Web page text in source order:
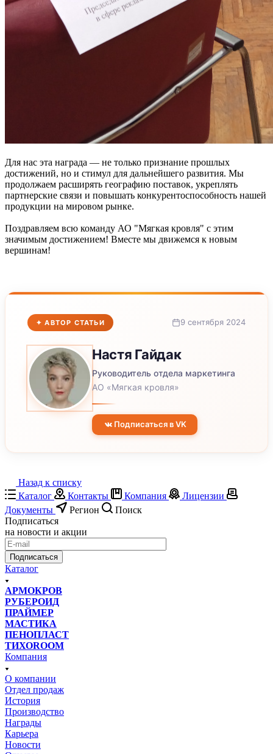
Для нас эта награда — не только признание прошлых
достижений, но и стимул для дальнейшего развития. Мы
продолжаем расширять географию поставок, укреплять
партнерские связи и повышать конкурентоспособность нашей
продукции на мировом рынке.
Поздравляем всю команду АО "Мягкая кровля" с этим
значимым достижением! Вместе мы движемся к новым
вершинам!
✦ АВТОР СТАТЬИ 9 сентября 2024
Настя Гайдак
Руководитель отдела маркетинга
АО «Мягкая кровля»
Подписаться в VK
Назад к списку
Каталог
Контакты Компания
Лицензии
Документы
Регион
Поиск
Подписаться
на новости и акции
Подписаться
Каталог
АРМОКРОВ
РУБЕРОИД
ПРАЙМЕР
МАСТИКА
ПЕНОПЛАСТ
ТИХОROOM
Компания
О компании
Отдел продаж
История
Производство
Награды
Карьера
Новости